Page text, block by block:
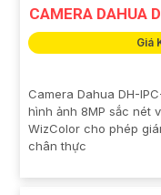
CAMERA DAHUA
Giá
Camera Dahua DH-
hình ảnh 8MP sắc nét
WizColor cho phép
chân thực